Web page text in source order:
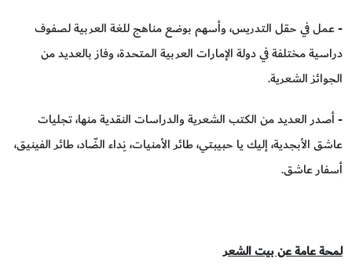
- عمل في حقل التدريس، وأسهم بوضع مناهج للغة العربية لصفوف
دراسية مختلفة في دولة الإمارات العربية المتحدة، وفاز بالعديد من
الجوائز الشعرية.
- أصدر العديد من الكتب الشعرية والدراسات النقدية منها، تجليات
عاشق الأبجدية، إليك يا حبيبتي، طائر الأمنيات، نِداء الضّاد، طائر الفينيق،
أسفار عاشق.
لمحة عامة عن بيت الشعر